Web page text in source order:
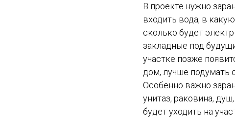
В проекте нужно
входить вода, в
сколько будет
закладные под
участке позже
дом, лучше подумать
Особенно важно
унитаз, раковина,
будет уходить на